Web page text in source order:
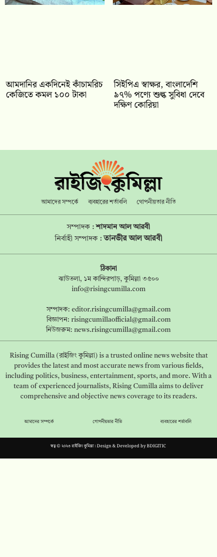
আমদানির একদিনেই কাঁচামরিচ
কেজিতে কমল ১০০ টাকা
সিইপিএ স্বাক্ষর, বাংলাদেশি
৯৭% পণ্যে শুল্ক সুবিধা দেবে
দক্ষিণ কোরিয়া
আমাদের সম্পর্কে ব্যবহারের শর্তাবলি গোপনীয়তার নীতি
সম্পাদক :শাদমান আল আরবী
নির্বাহী সম্পাদক : তানভীর আল আরবী
ঠিকানা
ঝাউতলা, ১ম কান্দিরপাড়, কুমিল্লা ৩৫০০
info@risingcumilla.com
সম্পাদক: editor.risingcumilla@gmail.com
বিজ্ঞাপন: risingcumillaofficial@gmail.com
নিউজরুম: news.risingcumilla@gmail.com
Rising Cumilla (রাইজিং কুমিল্লা) is a trusted online news website that
provides the latest and most accurate news from various fields,
including politics, business, entertainment, sports, and more. With a
team of experienced journalists, Rising Cumilla aims to deliver
comprehensive and objective news coverage to its readers.
আমাদের সম্পর্কে গোপনীয়তার নীতি ব্যবহারের শর্তাবলি
স্বত্ব © ২০২৩ রাইজিং কুমিল্লা। Design & Developed byBDIGITIC